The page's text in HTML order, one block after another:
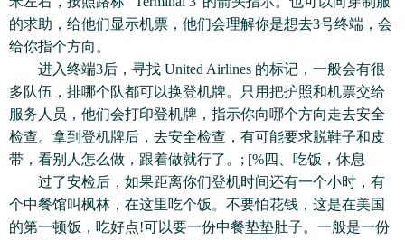
的求助，给他们显示机票，他们会理解你是想去3号终端，会
给你指个方向。
进入终端3后，寻找 United Airlines 的标记，一般会有很
多队伍，排哪个队都可以换登机牌。只用把护照和机票交给
服务人员，他们会打印登机牌，指示你向哪个方向走去安全
检查。拿到登机牌后，去安全检查，有可能要求脱鞋子和皮
带，看别人怎么做，跟着做就行了。; [%四、吃饭，休息
过了安检后，如果距离你们登机时间还有一个小时，有
个中餐馆叫枫林，在这里吃个饭。不要怕花钱，这是在美国
的第一顿饭，吃好点!可以要一份中餐垫垫肚子。一般是一份